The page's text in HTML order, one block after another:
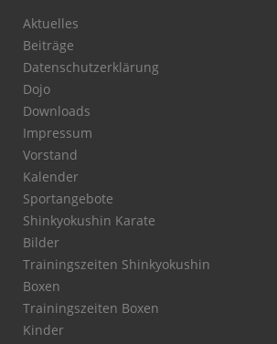
Aktuelles
Beiträge
Datenschutzerklärung
Dojo
Downloads
Impressum
Vorstand
Kalender
Sportangebote
Shinkyokushin Karate
Bilder
Trainingszeiten Shinkyokushin
Boxen
Trainingszeiten Boxen
Kinder